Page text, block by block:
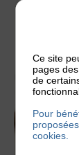
Ce site
pages
de
Pour
cookies.